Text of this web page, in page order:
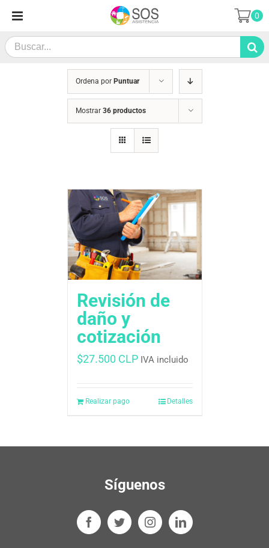
contenido
Search
for:
0
Ordena por Puntuar
Mostrar 36 productos
Revisión de
daño y
cotización
$27.500 CLP IVA incluido
Realizar pago Detalles
Síguenos